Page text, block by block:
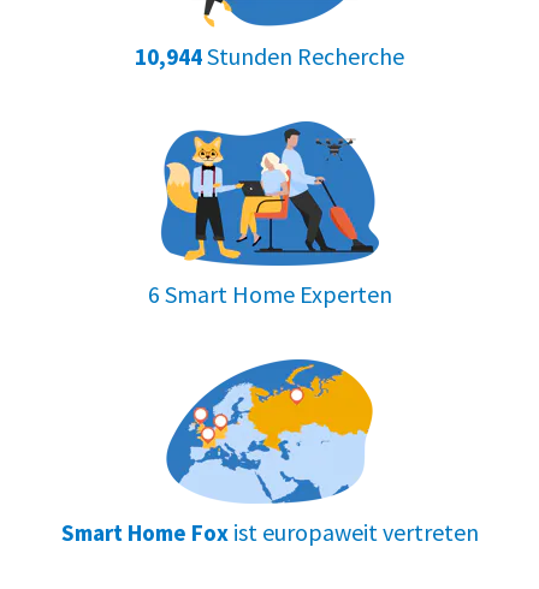
10,944Stunden Recherche
6 Smart Home Experten
Smart Home Foxist europaweit vertreten